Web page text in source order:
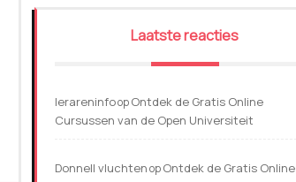
Laatste reacties
lerareninfoopOntdek de Gratis Online
Cursussen van de Open Universiteit
Donnell vluchtenopOntdek de Gratis Online